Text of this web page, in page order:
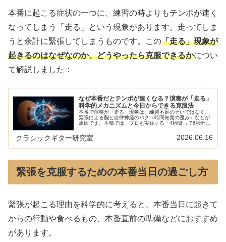
本番に起こる症状の一つに、練習の時よりもテンポが速く
なってしまう「走る」という現象があります。走ってしま
うと余計に緊張してしまうものです。この「走る」現象が
起きるのはなぜなのか、どうやったら克服できるかについ
て解説しました：
なぜ本番だとテンポが速くなる？演奏が「走る」
科学的メカニズムと今日からできる克服法
本番で演奏が「走る」現象は、練習不足のせいではなく、
緊張による脳と自律神経のバグ（時間知覚の歪み）などが
原因です。本稿では、プロも実践する「4秒吸って6秒吐
効性のある克服法を徹底解説します！
クラシックギター研究室 2026.06.16
緊張を克服するための本番当日の過ごし方
緊張が起こる理由を科学的に考えると、本番当日に起きて
からの行動や食べるもの、本番直前の準備などにおすすめ
があります。